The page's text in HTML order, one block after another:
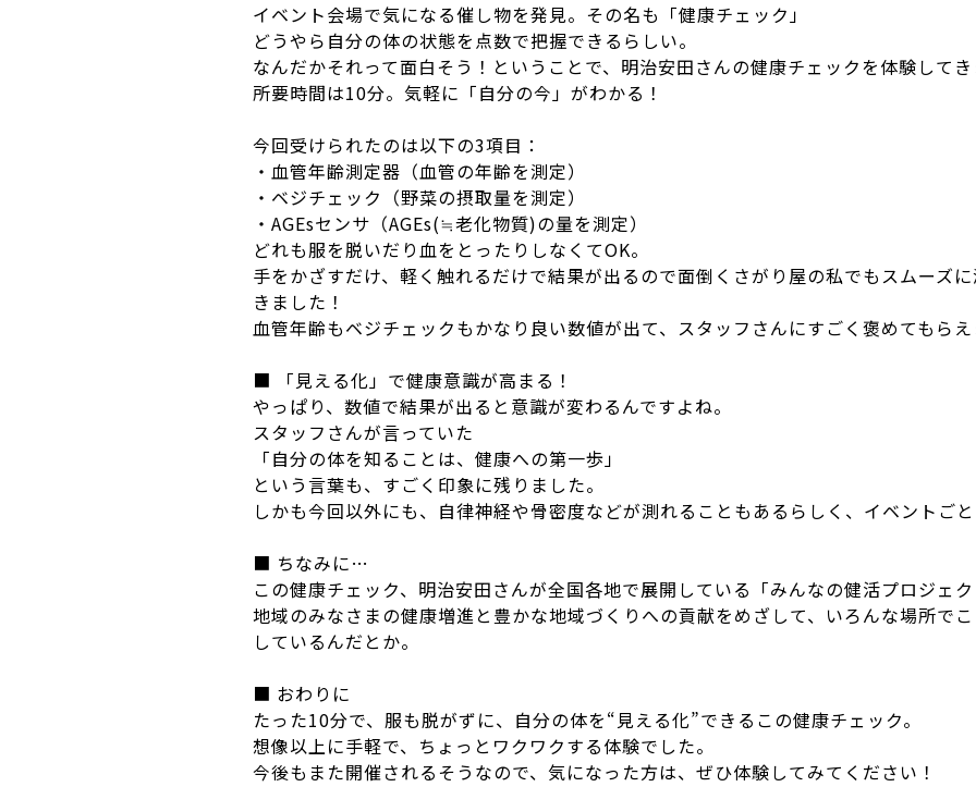
イベント会場で気になる催し物を発見。その名も「健康チェック」
どうやら自分の体の状態を点数で把握できるらしい。
なんだかそれって面白そう！ということで、明治安田さんの健康チェックを体験して
所要時間は10分。気軽に「自分の今」がわかる！
今回受けられたのは以下の3項目：
・血管年齢測定器（血管の年齢を測定）
・ベジチェック（野菜の摂取量を測定）
・AGEsセンサ（AGEs(≒老化物質)の量を測定）
どれも服を脱いだり血をとったりしなくてOK。
手をかざすだけ、軽く触れるだけで結果が出るので面倒くさがり屋の私でもスムーズ
きました！
血管年齢もベジチェックもかなり良い数値が出て、スタッフさんにすごく褒めても
■ 「見える化」で健康意識が高まる！
やっぱり、数値で結果が出ると意識が変わるんですよね。
スタッフさんが言っていた
「自分の体を知ることは、健康への第一歩」
という言葉も、すごく印象に残りました。
しかも今回以外にも、自律神経や骨密度などが測れることもあるらしく、イベントご
■ ちなみに…
この健康チェック、明治安田さんが全国各地で展開している「みんなの健活プロジェ
地域のみなさまの健康増進と豊かな地域づくりへの貢献をめざして、いろんな場所で
しているんだとか。
■ おわりに
たった10分で、服も脱がずに、自分の体を“見える化”できるこの健康チェック。
想像以上に手軽で、ちょっとワクワクする体験でした。
今後もまた開催されるそうなので、気になった方は、ぜひ体験してみてください！